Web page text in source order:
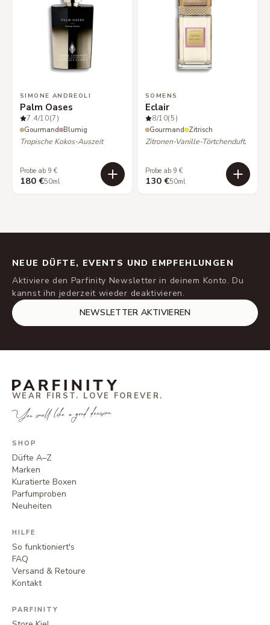
SIMONE ANDREOLI
Palm Oases
7.4/10(7)
Gourmand Blumig
Tropische Kokos-Auszeit
Probe ab 9 €
180 €50ml
SOMENS
Eclair
8/10(5)
Gourmand Zitrisch
Zitronen-Vanille-Törtchenduft.
Probe ab 9 €
130 €50ml
NEUE DÜFTE, EVENTS UND EMPFEHLUNGEN
Aktiviere den Parfinity Newsletter in deinem Konto. Du
kannst ihn jederzeit wieder deaktivieren.
NEWSLETTER AKTIVIEREN
WEAR FIRST. LOVE FOREVER.
You smell like a good decision.
SHOP
Düfte A–Z
Marken
Kuratierte Boxen
Parfumproben
Neuheiten
HILFE
So funktioniert's
FAQ
Versand & Retoure
Kontakt
PARFINITY